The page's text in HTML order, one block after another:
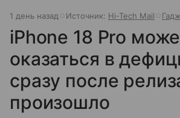
1 день назад Источник: Hi-Tech Mail
iPhone 18 Pro
оказаться в
сразу после
произошло